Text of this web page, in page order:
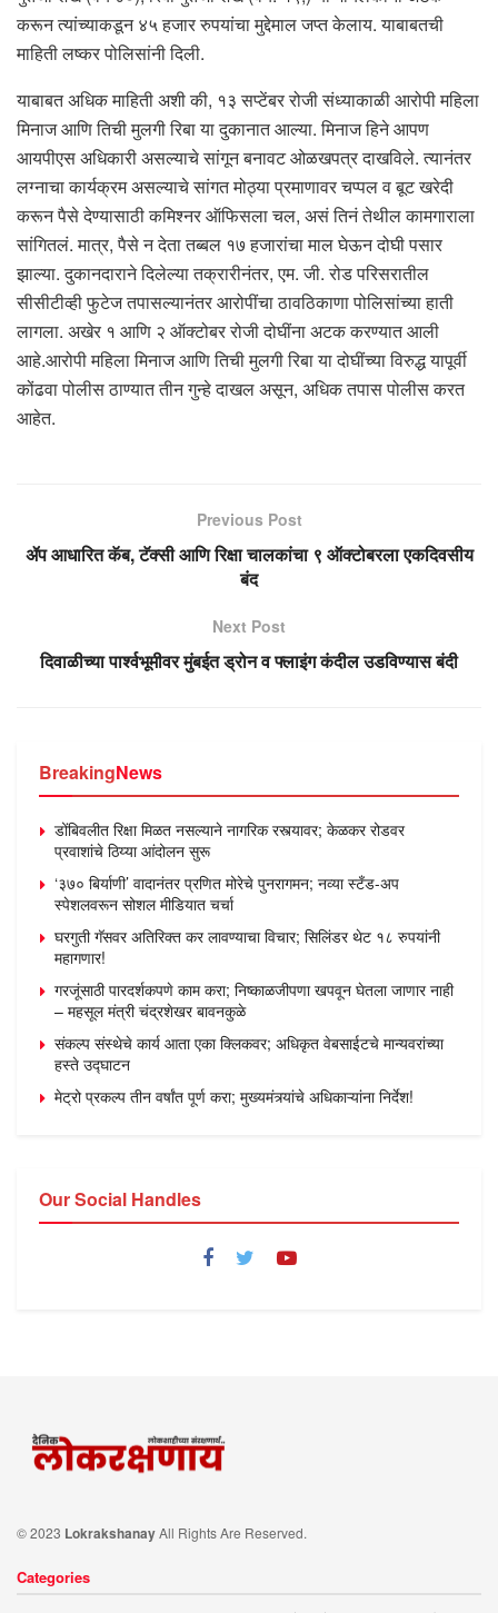
करून त्यांच्याकडून ४५ हजार रुपयांचा मुद्देमाल जप्त केलाय. याबाबतची
माहिती लष्कर पोलिसांनी दिली.
याबाबत अधिक माहिती अशी की, १३ सप्टेंबर रोजी संध्याकाळी आरोपी महिला
मिनाज आणि तिची मुलगी रिबा या दुकानात आल्या. मिनाज हिने आपण
आयपीएस अधिकारी असल्याचे सांगून बनावट ओळखपत्र दाखविले. त्यानंतर
लग्नाचा कार्यक्रम असल्याचे सांगत मोठ्या प्रमाणावर चप्पल व बूट खरेदी
करून पैसे देण्यासाठी कमिश्नर ऑफिसला चल, असं तिनं तेथील कामगाराला
सांगितलं. मात्र, पैसे न देता तब्बल १७ हजारांचा माल घेऊन दोघी पसार
झाल्या. दुकानदाराने दिलेल्या तक्रारीनंतर, एम. जी. रोड परिसरातील
सीसीटीव्ही फुटेज तपासल्यानंतर आरोपींचा ठावठिकाणा पोलिसांच्या हाती
लागला. अखेर १ आणि २ ऑक्टोबर रोजी दोघींना अटक करण्यात आली
आहे.आरोपी महिला मिनाज आणि तिची मुलगी रिबा या दोघींच्या विरुद्ध यापूर्वी
कोंढवा पोलीस ठाण्यात तीन गुन्हे दाखल असून, अधिक तपास पोलीस करत
आहेत.
Previous Post
ॲप आधारित कॅब, टॅक्सी आणि रिक्षा चालकांचा ९ ऑक्टोबरला एकदिवसीय
बंद
Next Post
दिवाळीच्या पार्श्वभूमीवर मुंबईत ड्रोन व फ्लाइंग कंदील उडविण्यास बंदी
BreakingNews
डोंबिवलीत रिक्षा मिळत नसल्याने नागरिक रस्त्यावर; केळकर रोडवर
प्रवाशांचे ठिय्या आंदोलन सुरू
‘३७० बिर्याणी’ वादानंतर प्रणित मोरेचे पुनरागमन; नव्या स्टँड-अप
स्पेशलवरून सोशल मीडियात चर्चा
घरगुती गॅसवर अतिरिक्त कर लावण्याचा विचार; सिलिंडर थेट १८ रुपयांनी
महागणार!
गरजूंसाठी पारदर्शकपणे काम करा; निष्काळजीपणा खपवून घेतला जाणार नाही
– महसूल मंत्री चंद्रशेखर बावनकुळे
संकल्प संस्थेचे कार्य आता एका क्लिकवर; अधिकृत वेबसाईटचे मान्यवरांच्या
हस्ते उद्घाटन
मेट्रो प्रकल्प तीन वर्षांत पूर्ण करा; मुख्यमंत्र्यांचे अधिकाऱ्यांना निर्देश!
Our Social Handles
© 2023 LokrakshanayAll Rights Are Reserved.
Categories